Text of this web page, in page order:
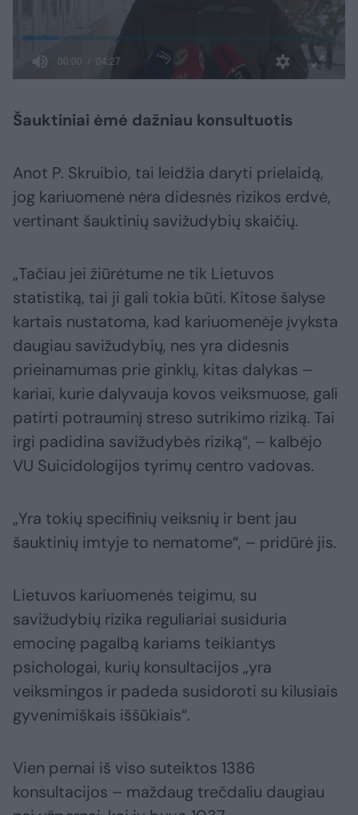
Šauktiniai ėmė dažniau konsultuotis
Anot P. Skruibio, tai leidžia daryti prielaidą,
jog kariuomenė nėra didesnės rizikos erdvė,
vertinant šauktinių savižudybių skaičių.
„Tačiau jei žiūrėtume ne tik Lietuvos
statistiką, tai ji gali tokia būti. Kitose šalyse
kartais nustatoma, kad kariuomenėje įvyksta
daugiau savižudybių, nes yra didesnis
prieinamumas prie ginklų, kitas dalykas –
kariai, kurie dalyvauja kovos veiksmuose, gali
patirti potrauminį streso sutrikimo riziką. Tai
irgi padidina savižudybės riziką“, – kalbėjo
VU Suicidologijos tyrimų centro vadovas.
„Yra tokių specifinių veiksnių ir bent jau
šauktinių imtyje to nematome“, – pridūrė jis.
Lietuvos kariuomenės teigimu, su
savižudybių rizika reguliariai susiduria
emocinę pagalbą kariams teikiantys
psichologai, kurių konsultacijos „yra
veiksmingos ir padeda susidoroti su kilusiais
gyvenimiškais iššūkiais“.
Vien pernai iš viso suteiktos 1386
konsultacijos – maždaug trečdaliu daugiau